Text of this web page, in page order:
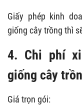
Giấy phép kinh
giống cây trồng thì
4. Chi phí
giống cây
Giá trọn gói: